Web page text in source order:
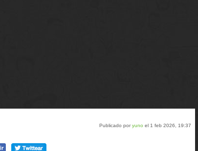
Publicado poryuno el 1 feb 2026, 19:37